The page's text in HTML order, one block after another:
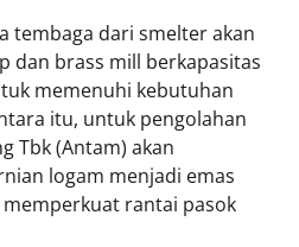
tembaga dari smelter akan
dan brass mill berkapasitas
memenuhi kebutuhan
itu, untuk pengolahan
Tbk (Antam) akan
logam menjadi emas
rantai pasok